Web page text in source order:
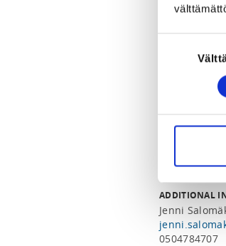
vaikka
viimeistään
ADDITIONAL
Jenni
0504784707